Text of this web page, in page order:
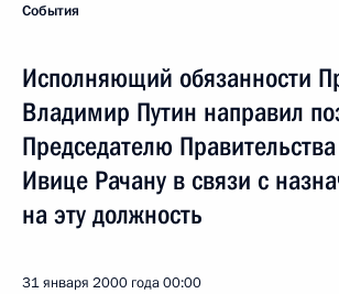
События
Исполняющий обязанности
Владимир Путин направил
Председателю
Ивице Рачану в связи с
на эту должность
31 января 2000 года00:00